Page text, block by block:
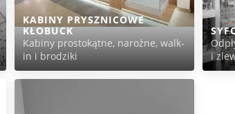
KABINY PRYSZNICOWE
KŁOBUCK
Kabiny prostokątne, narożne, walk-
in i brodziki
i